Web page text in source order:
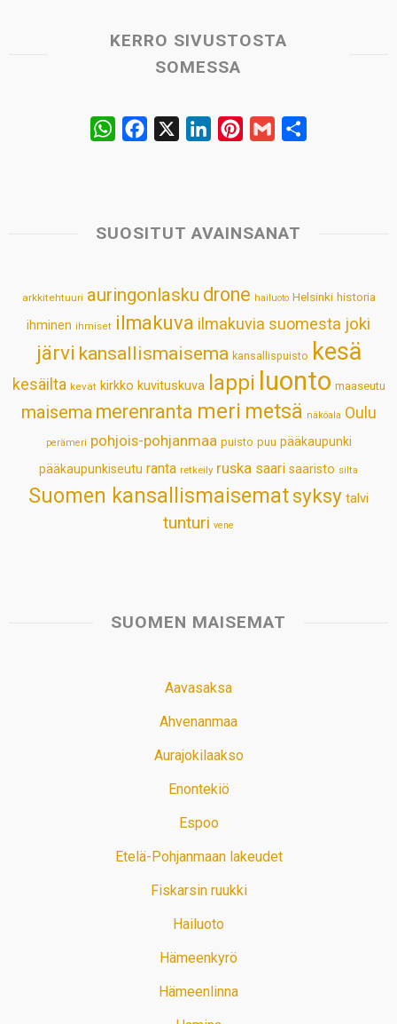
KERRO SIVUSTOSTA
SOMESSA
W
s
p
b
k
e
n
e
s
t
l
SUOSITUT AVAINSANAT
arkkitehtuuri auringonlasku drone hailuoto Helsinki historia
ihminen ihmiset ilmakuva ilmakuvia suomesta joki
järvi kansallismaisema kansallispuisto kesä
kesäilta kevät kirkko kuvituskuva lappi luonto maaseutu
maisema merenranta meri metsä näköala Oulu
perämeri pohjois-pohjanmaa puisto puu pääkaupunki
pääkaupunkiseutu ranta retkeily ruska saari saaristo silta
Suomen kansallismaisematsyksy talvi
tunturi vene
SUOMEN MAISEMAT
Aavasaksa
Ahvenanmaa
Aurajokilaakso
Enontekiö
Espoo
Etelä-Pohjanmaan lakeudet
Fiskarsin ruukki
Hailuoto
Hämeenkyrö
Hämeenlinna